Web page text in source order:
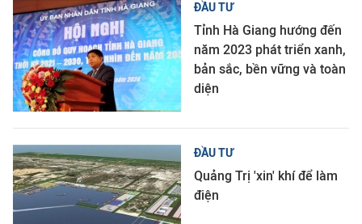
ĐẦU TƯ
Tỉnh Hà Giang hướng đến
năm 2023 phát triển xanh,
bản sắc, bền vững và toàn
diện
ĐẦU TƯ
Quảng Trị 'xin' khí để làm
điện